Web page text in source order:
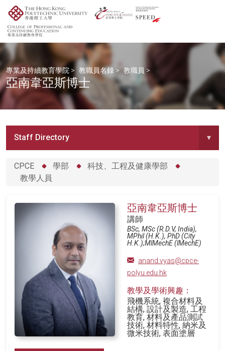
專業及持續教育學院 > 教職員名錄 > 教職員 >
亞南韋亞斯博士
Staff Directory ▾
CPCE 學部
科技、工程及健康學部
教學人員
亞南韋亞斯博士
講師
BSc, MSc (R.D.V, India),
MPhil (H.K.), PhD (City
H.K.);MlMechE (lMechE)
anand.vyas@cpce-
polyu.edu.hk
教學及學術興趣：
飛機系統, 複合材料及
結構, 設計及製造, 工程
教育, 材料及產品測試
技術, 材料特性, 納米及
微米技術, 表面塗層